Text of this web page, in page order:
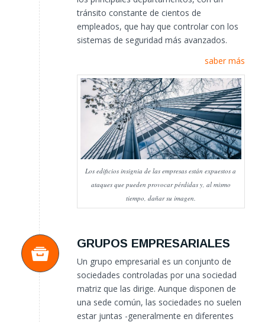
tránsito constante de cientos de
empleados, que hay que controlar con los
sistemas de seguridad más avanzados.
saber más
Los edificios insignia de las empresas están expuestos a
ataques que pueden provocar pérdidas y, al mismo
tiempo, dañar su imagen.
GRUPOS EMPRESARIALES
Un grupo empresarial es un conjunto de
sociedades controladas por una sociedad
matriz que las dirige. Aunque disponen de
una sede común, las sociedades no suelen
estar juntas -generalmente en diferentes